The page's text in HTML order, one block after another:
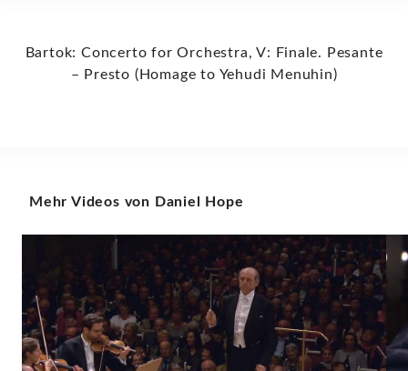
Bartok: Concerto for Orchestra, V: Finale. Pesante
– Presto (Homage to Yehudi Menuhin)
Mehr Videos von Daniel Hope